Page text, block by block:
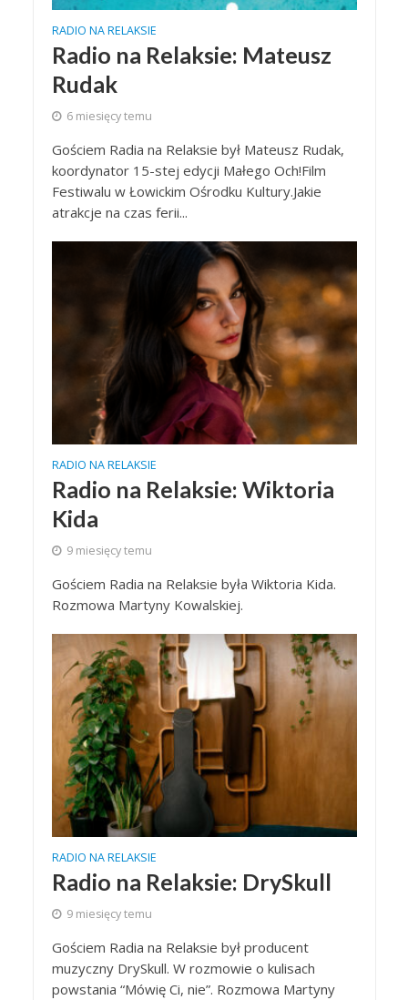
RADIO NA RELAKSIE
Radio na Relaksie: Mateusz
Rudak
6 miesięcy temu
Gościem Radia na Relaksie był Mateusz Rudak,
koordynator 15-stej edycji Małego Och!Film
Festiwalu w Łowickim Ośrodku Kultury.Jakie
atrakcje na czas ferii...
RADIO NA RELAKSIE
Radio na Relaksie: Wiktoria
Kida
9 miesięcy temu
Gościem Radia na Relaksie była Wiktoria Kida.
Rozmowa Martyny Kowalskiej.
RADIO NA RELAKSIE
Radio na Relaksie: DrySkull
9 miesięcy temu
Gościem Radia na Relaksie był producent
muzyczny DrySkull. W rozmowie o kulisach
powstania “Mówię Ci, nie”. Rozmowa Martyny